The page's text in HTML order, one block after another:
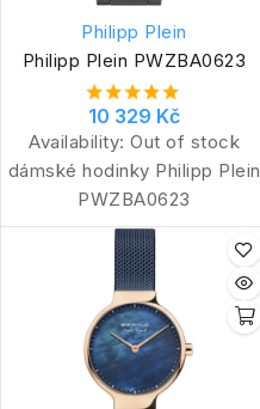
Philipp Plein
Philipp Plein PWZBA0623
10 329 Kč
Availability: Out of stock
dámské hodinky Philipp Plein
PWZBA0623